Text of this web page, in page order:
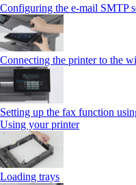
Configuring the e-mail SMTP
Connecting the printer to the
Setting up the fax function
Using your printer
Loading trays